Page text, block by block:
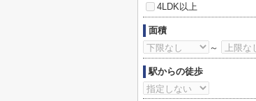
4LDK以上
面積
～
駅からの徒歩